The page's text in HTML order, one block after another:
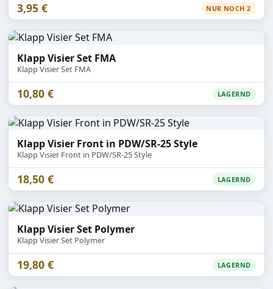
3,95 € NUR NOCH 2
Klapp Visier Set FMA
Klapp Visier Set FMA
10,80 € LAGERND
Klapp Visier Front in PDW/SR-25 Style
Klapp Visier Front in PDW/SR-25 Style
18,50 € LAGERND
Klapp Visier Set Polymer
Klapp Visier Set Polymer
19,80 € LAGERND